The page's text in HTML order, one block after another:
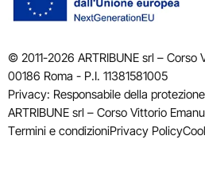
© 2011-2026 ARTRIBUNE srl – Corso
00186 Roma - P.I. 11381581005
Privacy: Responsabile della
ARTRIBUNE srl – Corso Vittorio
Termini e condizioniPrivacy Policy